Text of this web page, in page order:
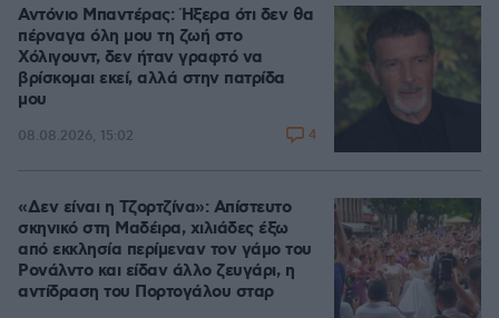
Αντόνιο Μπαντέρας: Ήξερα ότι δεν θα
πέρναγα όλη μου τη ζωή στο
Χόλιγουντ, δεν ήταν γραφτό να
βρίσκομαι εκεί, αλλά στην πατρίδα
μου
08.08.2026, 15:02 4
«Δεν είναι η Τζορτζίνα»: Απίστευτο
σκηνικό στη Μαδέιρα, χιλιάδες έξω
από εκκλησία περίμεναν τον γάμο του
Ρονάλντο και είδαν άλλο ζευγάρι, η
αντίδραση του Πορτογάλου σταρ